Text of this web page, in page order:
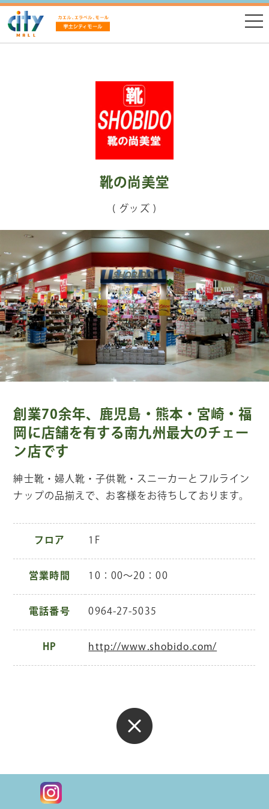
靴の尚美堂
( グッズ )
創業70余年、鹿児島・熊本・宮崎・福
岡に店舗を有する南九州最大のチェー
ン店です
紳士靴・婦人靴・子供靴・スニーカーとフルライン
ナップの品揃えで、お客様をお待ちしております。
フロア 1F
営業時間 10：00～20：00
電話番号 0964-27-5035
HP http://www.shobido.com/